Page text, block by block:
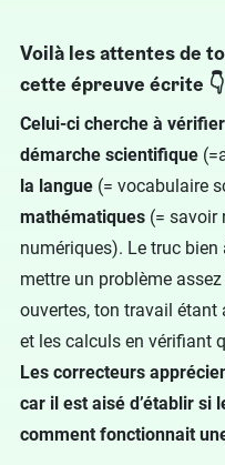
Voilà les attentes de
cette épreuve écrite 👇
Celui-ci cherche à
démarche scientifique
la langue (= vocabulaire
mathématiques (= savoir
numériques). Le truc bien
mettre un problème
ouvertes, ton travail étant
et les calculs en vérifiant
Les correcteurs
car il est aisé d’établir si
comment fonctionnait